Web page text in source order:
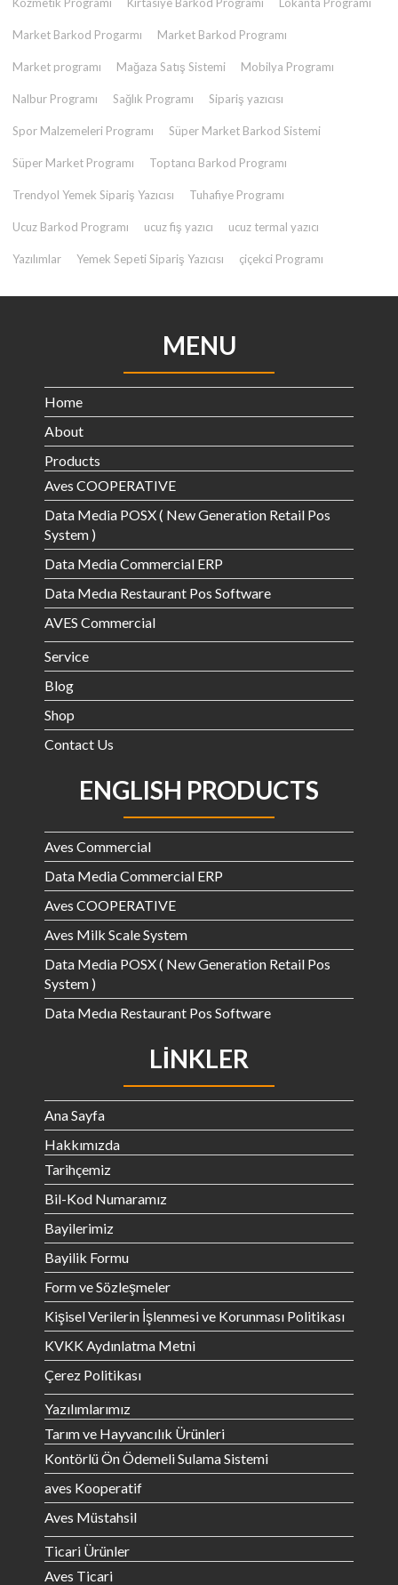
Market Barkod Progarmı Market Barkod Programı
Market programı Mağaza Satış Sistemi Mobilya Programı
Nalbur Programı Sağlık Programı Sipariş yazıcısı
Spor Malzemeleri Programı Süper Market Barkod Sistemi
Süper Market Programı Toptancı Barkod Programı
Trendyol Yemek Sipariş Yazıcısı Tuhafiye Programı
Ucuz Barkod Programı ucuz fiş yazıcı ucuz termal yazıcı
Yazılımlar Yemek Sepeti Sipariş Yazıcısı çiçekci Programı
MENU
Home
About
Products
Aves COOPERATIVE
Data Media POSX ( New Generation Retail Pos
System )
Data Media Commercial ERP
Data Medıa Restaurant Pos Software
AVES Commercial
Service
Blog
Shop
Contact Us
ENGLISH PRODUCTS
Aves Commercial
Data Media Commercial ERP
Aves COOPERATIVE
Aves Milk Scale System
Data Media POSX ( New Generation Retail Pos
System )
Data Medıa Restaurant Pos Software
LINKLER
Ana Sayfa
Hakkımızda
Tarihçemiz
Bil-Kod Numaramız
Bayilerimiz
Bayilik Formu
Form ve Sözleşmeler
Kişisel Verilerin İşlenmesi ve Korunması Politikası
KVKK Aydınlatma Metni
Çerez Politikası
Yazılımlarımız
Tarım ve Hayvancılık Ürünleri
Kontörlü Ön Ödemeli Sulama Sistemi
aves Kooperatif
Aves Müstahsil
Ticari Ürünler
Aves Ticari